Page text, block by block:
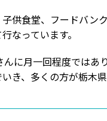
供食堂、フードバン
なっています。
に月一回程度では
き、多くの方が栃木